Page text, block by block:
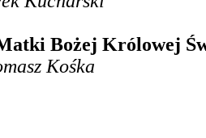
Bożej Królowej
Kośka